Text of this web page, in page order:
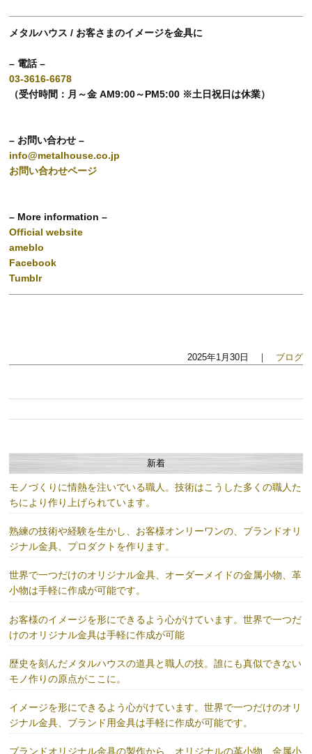
メタルハウス / お客さまのイメージを金具に
– 電話 –
03-3616-6678
（受付時間：月～金 AM9:00～PM5:00 ※土日祝日は休業）
– お問い合わせ –
info@metalhouse.co.jp
お問い合わせページ
– More information –
Official website
ameblo
Facebook
Tumblr
2025年1月30日 ｜ ブログ
新着
モノづくりに情熱を注いでいる職人。技術はこうした多くの職人た
ちにより作り上げられています。
熟練の技術や経験を生かし、お客様オンリーワンの、ブランドオリ
ジナル金具、プロダクトを作ります。
世界で一つだけのオリジナル金具、オーダーメイドの金属小物、革
小物は手軽に作成が可能です。
お客様のイメージを形にできるよう心がけています。世界で一つだ
けのオリジナル金具は手軽に作成が可能
歴史を刻んだメタルハウスの道具と職人の技。誰にも真似できない
モノ作りの原点がここに。
イメージを形にできるよう心がけています。世界で一つだけのオリ
ジナル金具、ブランド用金具は手軽に作成が可能です。
ブランドオリジナル金具の製作から、オリジナルの革小物、金属小